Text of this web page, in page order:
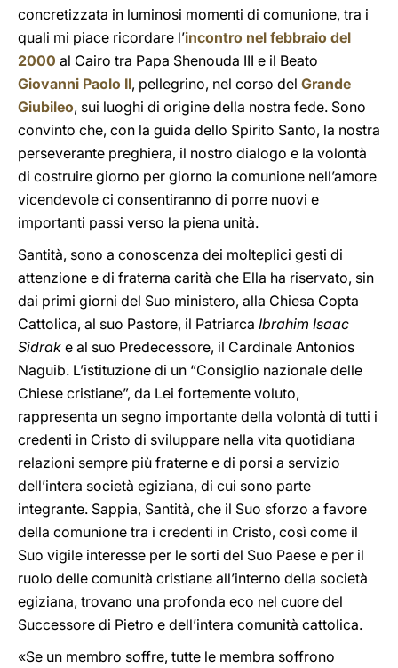
concretizzata in luminosi momenti di comunione, tra i
quali mi piace ricordare l’incontro nel febbraio del
2000 al Cairo tra Papa Shenouda III e il Beato
Giovanni Paolo II, pellegrino, nel corso del Grande
Giubileo, sui luoghi di origine della nostra fede. Sono
convinto che, con la guida dello Spirito Santo, la nostra
perseverante preghiera, il nostro dialogo e la volontà
di costruire giorno per giorno la comunione nell’amore
vicendevole ci consentiranno di porre nuovi e
importanti passi verso la piena unità.
Santità, sono a conoscenza dei molteplici gesti di
attenzione e di fraterna carità che Ella ha riservato, sin
dai primi giorni del Suo ministero, alla Chiesa Copta
Cattolica, al suo Pastore, il Patriarca Ibrahim Isaac
Sidrak e al suo Predecessore, il Cardinale Antonios
Naguib. L’istituzione di un “Consiglio nazionale delle
Chiese cristiane”, da Lei fortemente voluto,
rappresenta un segno importante della volontà di tutti i
credenti in Cristo di sviluppare nella vita quotidiana
relazioni sempre più fraterne e di porsi a servizio
dell’intera società egiziana, di cui sono parte
integrante. Sappia, Santità, che il Suo sforzo a favore
della comunione tra i credenti in Cristo, così come il
Suo vigile interesse per le sorti del Suo Paese e per il
ruolo delle comunità cristiane all’interno della società
egiziana, trovano una profonda eco nel cuore del
Successore di Pietro e dell’intera comunità cattolica.
«Se un membro soffre, tutte le membra soffrono